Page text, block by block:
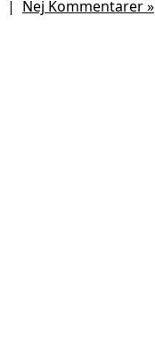
| Nej Kommentarer »